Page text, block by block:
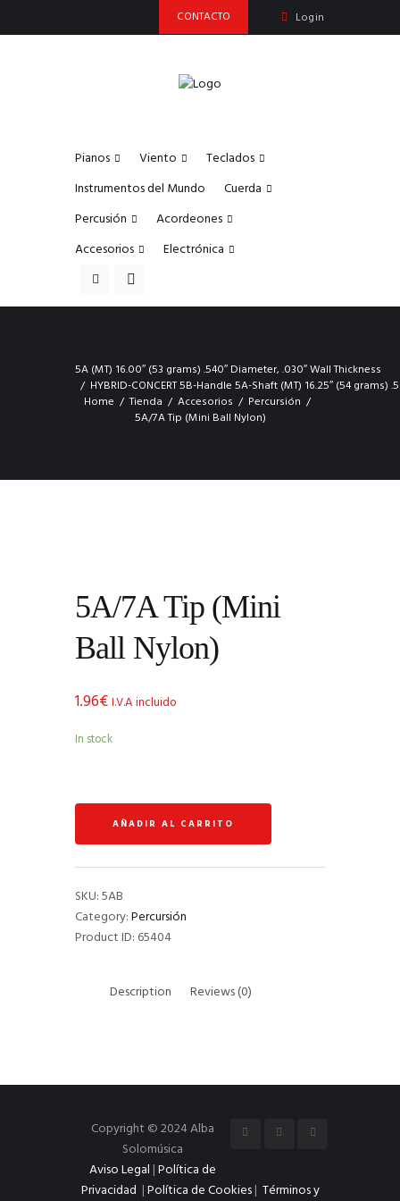
CONTACTO Login
Pianos Viento
Teclados
Instrumentos del Mundo
Cuerda
Percusión
Acordeones
Accesorios
Electrónica
5A (MT) 16.00″ (53 grams) .540″ Diameter, .030″ Wall Thickness
HYBRID-CONCERT 5B-Handle 5A-Shaft (MT) 16.25″ (54 grams)
Home
Tienda Accesorios
Percursión
5A/7A Tip (Mini Ball Nylon)
5A/7A Tip (Mini
Ball Nylon)
1.96€I.V.A incluido
In stock
(Mini
quantity
AÑADIR AL CARRITO
SKU:5AB
Category:Percursión
Product ID: 65404
Description Reviews (0)
Copyright © 2024 Alba
Solomúsica
Aviso Legal |Política de
Privacidad |Política de Cookies| Términos y